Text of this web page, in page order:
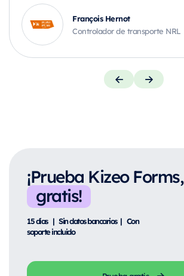
François Hernot
Controlador de transporte NRL
¡Prueba Kizeo Forms,
gratis!
15 días | Sin datos bancarios | Con
soporte incluido